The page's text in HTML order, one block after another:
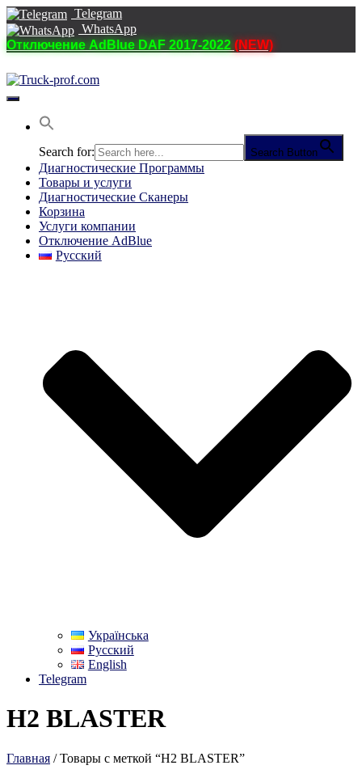
Telegram
WhatsApp
Отключение AdBlue DAF 2017-2022 (NEW)
Переключить
навигацию
Search for: Search Button
Диагностические Программы
Товары и услуги
Диагностические Сканеры
Корзина
Услуги компании
Отключение AdBlue
Русский
Українська
Русский
English
Telegram
H2 BLASTER
Главная / Товары с меткой “H2 BLASTER”